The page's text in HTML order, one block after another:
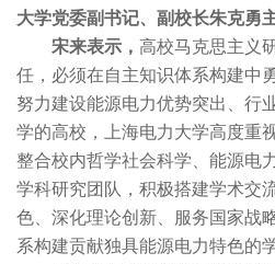
大学党委副书记、副校长朱克勇主
宋来表示， 高校马克思主义
任，必须在自主知识体系构建中
努力建设能源电力优势突出、行
学的高校，上海电力大学高度重
整合校内哲学社会科学、能源电
学科研究团队，积极搭建学术交
色、深化理论创新、服务国家战
系构建贡献独具能源电力特色的